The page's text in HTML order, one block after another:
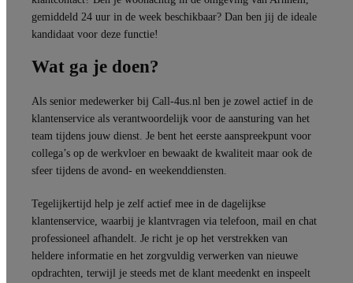
gemiddeld 24 uur in de week beschikbaar? Dan ben jij de ideale
kandidaat voor deze functie!
Wat ga je doen?
Als senior medewerker bij Call-4us.nl ben je zowel actief in de
klantenservice als verantwoordelijk voor de aansturing van het
team tijdens jouw dienst. Je bent het eerste aanspreekpunt voor
collega’s op de werkvloer en bewaakt de kwaliteit maar ook de
sfeer tijdens de avond- en weekenddiensten.
Tegelijkertijd help je zelf actief mee in de dagelijkse
klantenservice, waarbij je klantvragen via telefoon, mail en chat
professioneel afhandelt. Je richt je op het verstrekken van
heldere informatie en het zorgvuldig verwerken van nieuwe
opdrachten, terwijl je steeds met de klant meedenkt en inspeelt